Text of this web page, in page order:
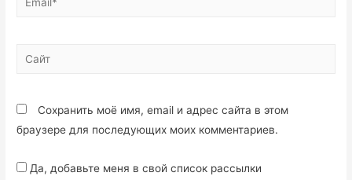
Сохранить моё имя, email и адрес сайта в этом
браузере для последующих моих комментариев.
Да, добавьте меня в свой список рассылки